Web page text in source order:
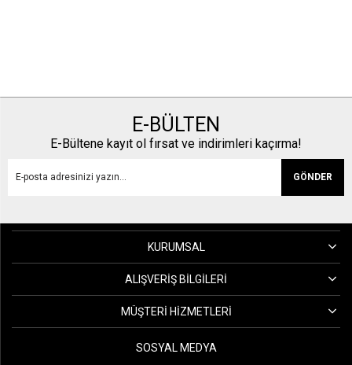
E-BÜLTEN
E-Bültene kayıt ol fırsat ve indirimleri kaçırma!
GÖNDER
KURUMSAL
ALIŞVERIŞ BILGILERI
MÜŞTERI HIZMETLERI
SOSYAL MEDYA